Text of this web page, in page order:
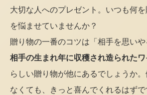
大切な人へのプレゼント。いつも何
を悩ませていませんか？
贈り物の一番のコツは「相手を思いや
相手の生まれ年に収穫され造られた
らしい贈り物が他にあるでしょうか
なくても、きっと喜んでくれるはずで